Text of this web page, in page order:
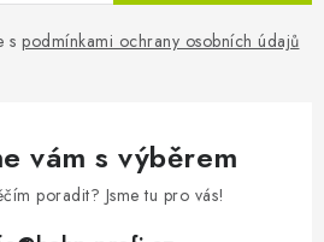
s podmínkami ochrany osobních údajů
vám s výběrem
poradit? Jsme tu pro vás!